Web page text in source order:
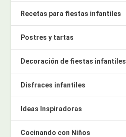
Recetas para fiestas infantiles
Postres y tartas
Decoración de fiestas infantiles
Disfraces infantiles
Ideas Inspiradoras
Cocinando con Niños